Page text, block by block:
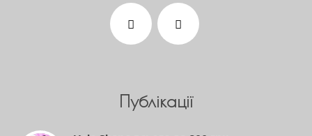
Публікації